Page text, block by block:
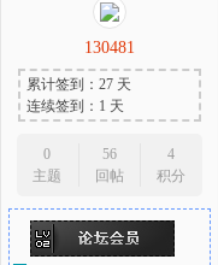
130481
累计签到：27 天
连续签到：1 天
0
主题
56
回帖
4
积分